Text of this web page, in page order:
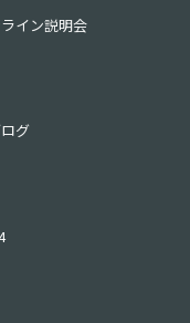
イン説明会
グ